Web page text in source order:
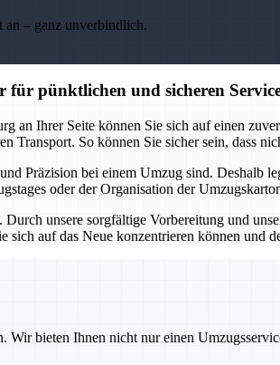
an – ganz unverbindlich.
pünktlichen und sicheren
Ihrer Seite können Sie sich auf einen
Transport. So können Sie sicher sein, dass
Präzision bei einem Umzug sind. Deshalb
oder der Organisation der
unsere sorgfältige Vorbereitung und
auf das Neue konzentrieren können und
bieten Ihnen nicht nur einen